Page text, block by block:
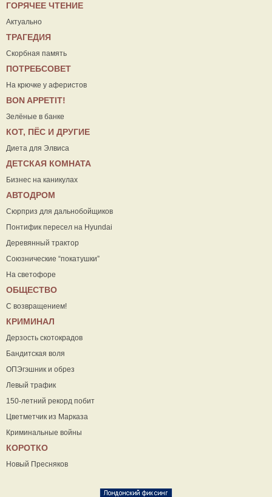
ГОРЯЧЕЕ ЧТЕНИЕ
Актуально
ТРАГЕДИЯ
Скорбная память
ПОТРЕБСОВЕТ
На крючке у аферистов
ВON APPETIT!
Зелёные в банке
КОТ, ПЁС И ДРУГИЕ
Диета для Элвиса
ДЕТСКАЯ КОМНАТА
Бизнес на каникулах
АВТОДРОМ
Сюрприз для дальнобойщиков
Понтифик пересел на Hyundai
Деревянный трактор
Союзнические “покатушки”
На светофоре
ОБЩЕСТВО
С возвращением!
КРИМИНАЛ
Дерзость скотокрадов
Бандитская воля
ОПЭгэшник и обрез
Левый трафик
150-летний рекорд побит
Цветметчик из Марказа
Криминальные войны
КОРОТКО
Новый Пресняков